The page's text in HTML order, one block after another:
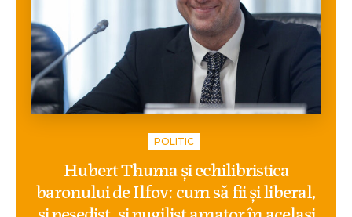
POLITIC
Hubert Thuma și echilibristica
baronului de Ilfov: cum să fii și liberal,